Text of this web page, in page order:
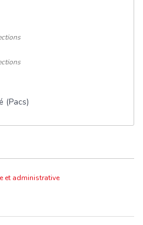
(Pacs)
et administrative